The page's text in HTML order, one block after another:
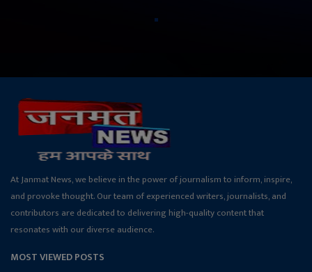
At Janmat News, we believe in the power of journalism to inform, inspire,
and provoke thought. Our team of experienced writers, journalists, and
contributors are dedicated to delivering high-quality content that
resonates with our diverse audience.
MOST VIEWED POSTS